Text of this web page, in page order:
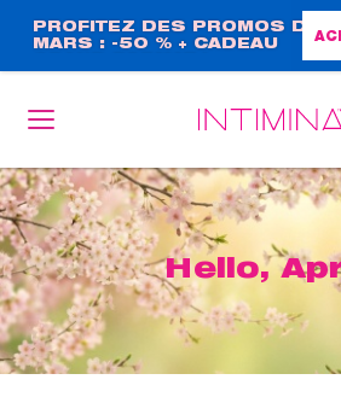
contenu
principal
PROFITEZ DES PROMOS DE
MARS : -50 % + CADEAU
Hello,